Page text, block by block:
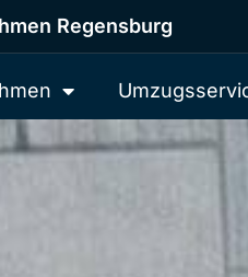
Regensburg